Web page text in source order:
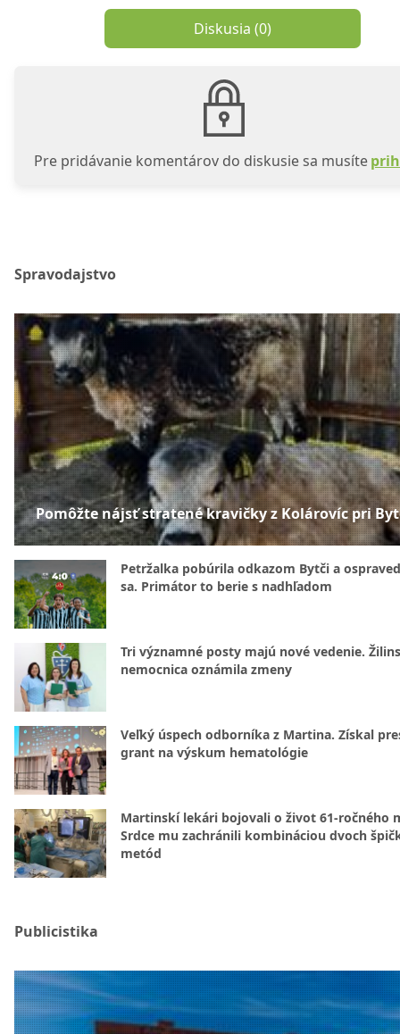
Diskusia (0)
Pre pridávanie komentárov do diskusie sa musíte
Spravodajstvo
Pomôžte nájsť stratené kravičky z Kolárovíc pri
Petržalka pobúrila odkazom Bytči a
sa. Primátor to berie s nadhľadom
Tri významné posty majú nové vedenie.
nemocnica oznámila zmeny
Veľký úspech odborníka z Martina. Získal
grant na výskum hematológie
Martinskí lekári bojovali o život 61-ročného
Srdce mu zachránili kombináciou dvoch
metód
Publicistika